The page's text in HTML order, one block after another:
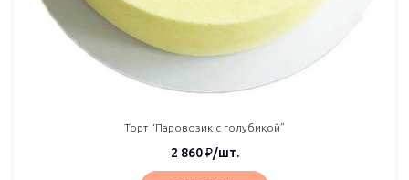
Торт “Паровозик с голубикой”
2 860₽/шт.